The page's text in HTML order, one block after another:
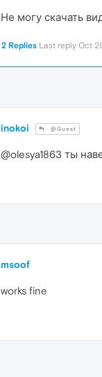
Не могу скачать
2 Replies Last reply Oct
inokoi @Guest
@olesya1863 ты
msoof
works fine